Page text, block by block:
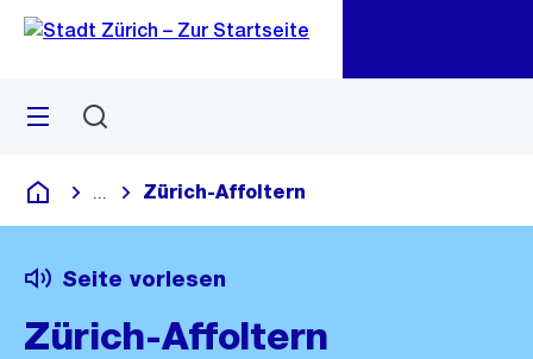
Navigation
Sprunglink
Menü
Deutsch
Blende alle Breadcrumbs ein
Zürich-Affoltern
Seite vorlesen
Zürich-Affoltern